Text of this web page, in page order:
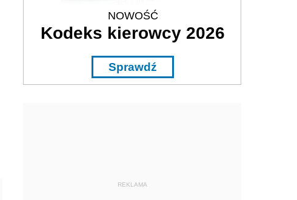
NOWOŚĆ
Kodeks kierowcy 2026
Sprawdź
REKLAMA